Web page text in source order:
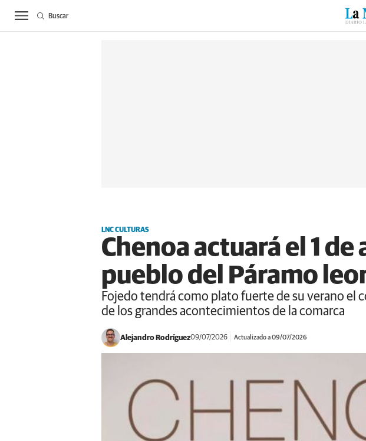
ACTUALIDAD BIERZO SUCESOS
Buscar
LNC CULTURAS
Chenoa actuará el 1
pueblo del Páramo
Fojedo tendrá como plato fuerte de su verano el
de los grandes acontecimientos de la comarca
Alejandro Rodríguez09/07/2026 Actualizado a 09/07/2026